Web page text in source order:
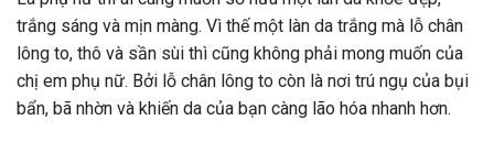
trắng sáng và mịn màng. Vì thế một làn da trắng mà lỗ chân
lông to, thô và sần sùi thì cũng không phải mong muốn của
chị em phụ nữ. Bởi lỗ chân lông to còn là nơi trú ngụ của bụi
bẩn, bã nhờn và khiến da của bạn càng lão hóa nhanh hơn.